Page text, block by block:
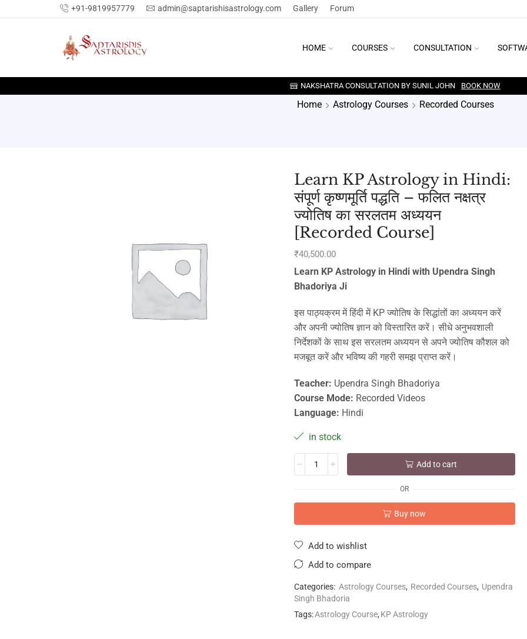
+91-9819957779 admin@saptarishisastrology.com Gallery Forum
HOME COURSES CONSULTATION
NAKSHATRA CONSULTATION BY SUNIL JOHN BOOK NOW
Home Astrology Courses Recorded Courses
Learn KP Astrology in Hindi:
संपूर्ण कृष्णमूर्ति पद्धति – फलित नक्षत्र
ज्योतिष का सरलतम अध्ययन
[Recorded Course]
₹40,500.00
Learn KP Astrology in Hindi with Upendra Singh
Bhadoriya Ji
इस पाठ्यक्रम में हिंदी में KP ज्योतिष के सिद्धांतों का अध्ययन करें
और अपनी ज्योतिष ज्ञान को विस्तारित करें। सीधे अनुभवशाली
निर्देशकों के साथ इस सरलतम अध्ययन से अपने ज्योतिष कौशल को
मजबूत करें और भविष्य की गहरी समझ प्राप्त करें।
Teacher: Upendra Singh Bhadoriya
Course Mode: Recorded Videos
Language: Hindi
in stock
Add to cart
OR
Buy now
Add to wishlist
Add to compare
Categories: Astrology Courses, Recorded Courses, Upendra
Singh Bhadoria
Tags:Astrology Course, KP Astrology